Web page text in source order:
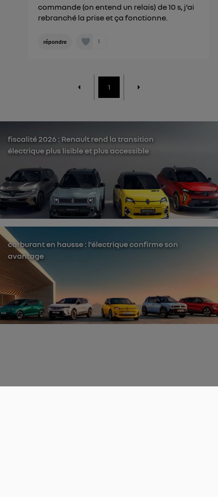
commande (on entend un relais) de 10 s, j'ai
rebranché la prise et ça fonctionne.
répondre 1
1
fiscalité 2026 : Renault rend la transition
électrique plus lisible et plus accessible
carburant en hausse : l’électrique confirme son
avantage